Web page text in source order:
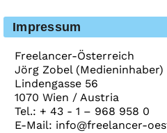
Impressum
Freelancer-Österreich
Jörg Zobel (Medieninhaber)
Lindengasse 56
1070 Wien / Austria
Tel.: + 43 - 1 – 968 958 0
E-Mail: info@freelancer-